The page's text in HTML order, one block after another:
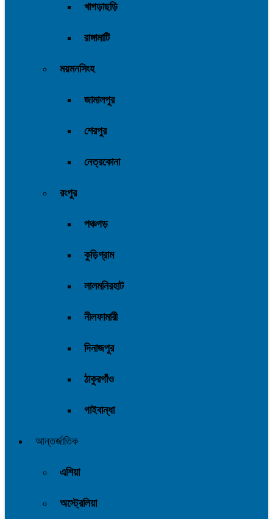
খাগড়াছড়ি
রাঙ্গামাটি
ময়মনসিংহ
জামালপুর
শেরপুর
নেত্রকোনা
রংপুর
পঞ্চগড়
কুড়িগ্রাম
লালমনিরহাট
নীলফামারী
দিনাজপুর
ঠাকুরগাঁও
গাইবান্ধা
আন্তর্জাতিক
এশিয়া
অস্ট্রেলিয়া